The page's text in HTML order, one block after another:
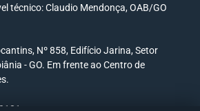
técnico: Claudio Mendonça, OAB/GO
Nº 858, Edifício Jarina, Setor
- GO. Em frente ao Centro de